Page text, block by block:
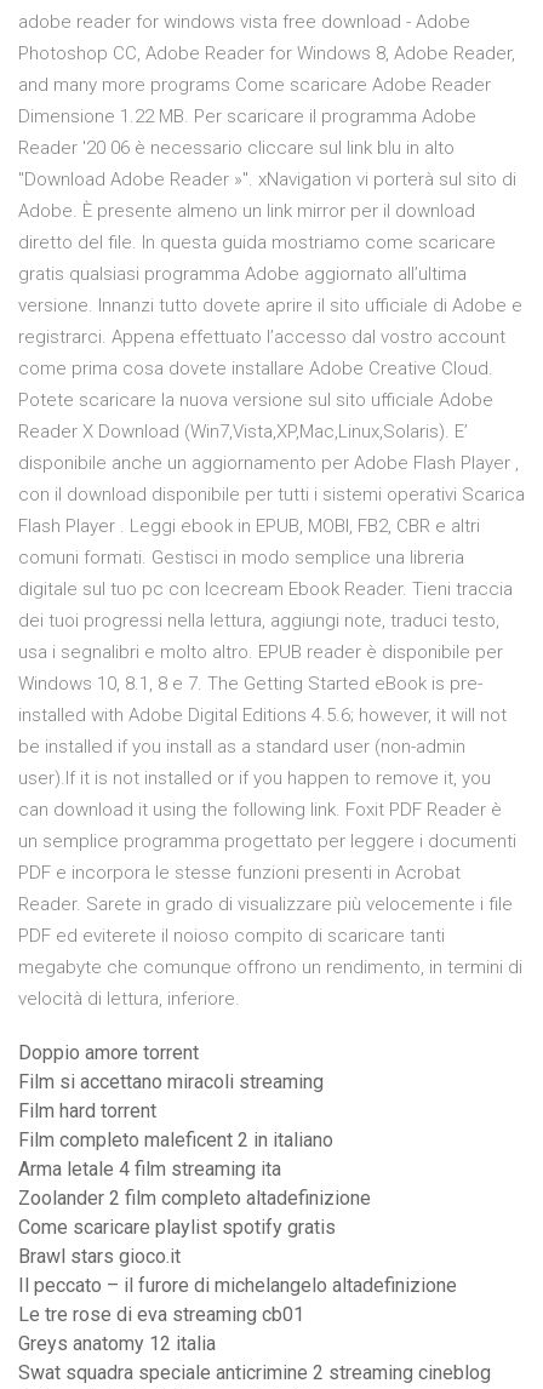
adobe reader for windows vista free download - Adobe
Photoshop CC, Adobe Reader for Windows 8, Adobe Reader,
and many more programs Come scaricare Adobe Reader
Dimensione 1.22 MB. Per scaricare il programma Adobe
Reader '20 06 è necessario cliccare sul link blu in alto
"Download Adobe Reader »". xNavigation vi porterà sul sito di
Adobe. È presente almeno un link mirror per il download
diretto del file. In questa guida mostriamo come scaricare
gratis qualsiasi programma Adobe aggiornato all’ultima
versione. Innanzi tutto dovete aprire il sito ufficiale di Adobe e
registrarci. Appena effettuato l’accesso dal vostro account
come prima cosa dovete installare Adobe Creative Cloud.
Potete scaricare la nuova versione sul sito ufficiale Adobe
Reader X Download (Win7,Vista,XP,Mac,Linux,Solaris). E’
disponibile anche un aggiornamento per Adobe Flash Player ,
con il download disponibile per tutti i sistemi operativi Scarica
Flash Player . Leggi ebook in EPUB, MOBI, FB2, CBR e altri
comuni formati. Gestisci in modo semplice una libreria
digitale sul tuo pc con Icecream Ebook Reader. Tieni traccia
dei tuoi progressi nella lettura, aggiungi note, traduci testo,
usa i segnalibri e molto altro. EPUB reader è disponibile per
Windows 10, 8.1, 8 e 7. The Getting Started eBook is pre-
installed with Adobe Digital Editions 4.5.6; however, it will not
be installed if you install as a standard user (non-admin
user).If it is not installed or if you happen to remove it, you
can download it using the following link. Foxit PDF Reader è
un semplice programma progettato per leggere i documenti
PDF e incorpora le stesse funzioni presenti in Acrobat
Reader. Sarete in grado di visualizzare più velocemente i file
PDF ed eviterete il noioso compito di scaricare tanti
megabyte che comunque offrono un rendimento, in termini di
velocità di lettura, inferiore.
Doppio amore torrent
Film si accettano miracoli streaming
Film hard torrent
Film completo maleficent 2 in italiano
Arma letale 4 film streaming ita
Zoolander 2 film completo altadefinizione
Come scaricare playlist spotify gratis
Brawl stars gioco.it
Il peccato – il furore di michelangelo altadefinizione
Le tre rose di eva streaming cb01
Greys anatomy 12 italia
Swat squadra speciale anticrimine 2 streaming cineblog